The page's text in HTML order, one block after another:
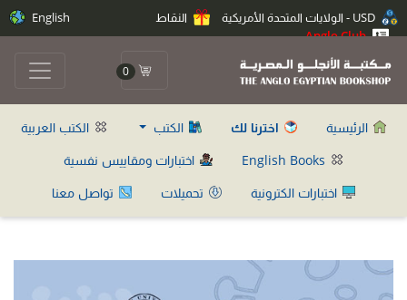
النقاط
Anglo Club
English
0
الرئيسية اخترنا لك الكتب
الكتب العربية
اختبارات ومقاييس نفسية
اختبارات الكترونية
تحميلات تواصل معنا